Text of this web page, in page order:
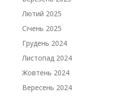
Лютий 2025
Січень 2025
Грудень 2024
Листопад 2024
Жовтень 2024
Вересень 2024